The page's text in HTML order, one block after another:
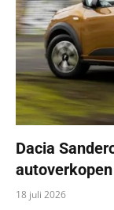
Dacia
18 juli 2026